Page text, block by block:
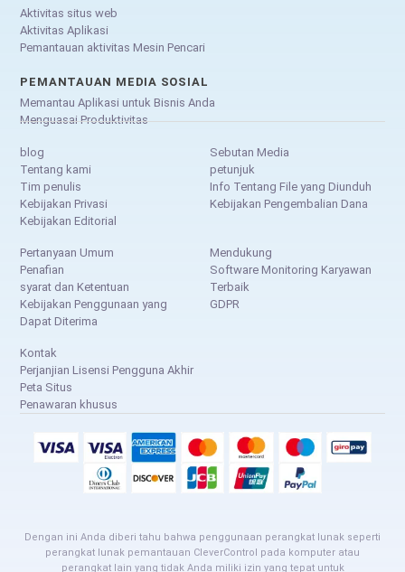
Aktivitas situs web
Aktivitas Aplikasi
Pemantauan aktivitas Mesin Pencari
PEMANTAUAN MEDIA SOSIAL
Memantau Aplikasi untuk Bisnis Anda
Menguasai Produktivitas
blog
Tentang kami
Tim penulis
Kebijakan Privasi
Kebijakan Editorial
Sebutan Media
petunjuk
Info Tentang File yang Diunduh
Kebijakan Pengembalian Dana
Pertanyaan Umum
Penafian
syarat dan Ketentuan
Kebijakan Penggunaan yang
Dapat Diterima
Mendukung
Software Monitoring Karyawan
Terbaik
GDPR
Kontak
Perjanjian Lisensi Pengguna Akhir
Peta Situs
Penawaran khusus
Dengan ini Anda diberi tahu bahwa penggunaan perangkat lunak seperti
perangkat lunak pemantauan CleverControl pada komputer atau
perangkat lain yang tidak Anda miliki izin yang tepat untuk